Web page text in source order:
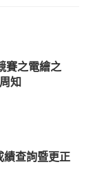
賽之電繪之
知
查詢暨更正